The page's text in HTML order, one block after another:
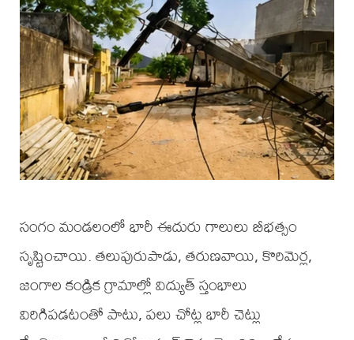
సంగం మండలంలో భారీ ఈదురు గాలులు బీభత్సం
సృష్టించాయి. తలుపురుపాడు, తరుణవాయి, కొరిమెర్ల,
జంగాల కండ్రిక గ్రామాల్లో విద్యుత్ స్తంభాలు
విరిగిపడటంతో పాటు, పలు చోట్ల భారీ చెట్లు